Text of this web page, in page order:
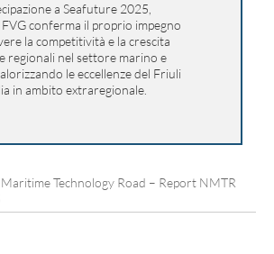
a Seafuture 2025,
FVG conferma il proprio impegno
la competitività e la crescita
regionali nel settore marino e
le eccellenze del Friuli
in ambito extraregionale.
Technology Road – Report NMTR